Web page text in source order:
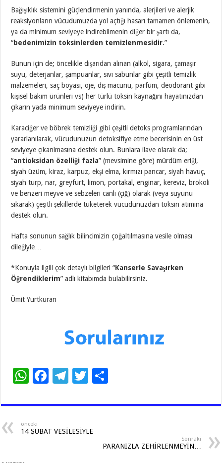
Bağışıklık sistemini güçlendirmenin yanında, alerjileri ve alerjik
reaksiyonların vücudumuzda yol açtığı hasarı tamamen önlemenin,
ya da minimum seviyeye indirebilmenin diğer bir şartı da,
“bedenimizin toksinlerden temizlenmesidir.”
Bunun için de; öncelikle dışarıdan alınan (alkol, sigara, çamaşır
suyu, deterjanlar, şampuanlar, sıvı sabunlar gibi çeşitli temizlik
malzemeleri, saç boyası, oje, diş macunu, parfüm, deodorant gibi
kişisel bakım ürünleri vs) her türlü toksin kaynağını hayatınızdan
çıkarın yada minimum seviyeye indirin.
Karaciğer ve böbrek temizliği gibi çeşitli detoks programlarından
yararlanılarak, vücudunuzun detoksifiye etme becerisinin en üst
seviyeye çıkarılmasına destek olun. Bunlara ilave olarak da;
“antioksidan özelliği fazla” (mevsimine göre) mürdüm eriği,
siyah üzüm, kiraz, karpuz, ekşi elma, kırmızı pancar, siyah havuç,
siyah turp, nar, greyfurt, limon, portakal, enginar, kereviz, brokoli
ve benzeri meyve ve sebzeleri canlı (çiğ) olarak (veya suyunu
sıkarak) çeşitli şekillerde tüketerek vücudunuzdan toksin atımına
destek olun.
Hafta sonunun sağlık bilincimizin çoğaltılmasına vesile olması
dileğiyle…
*Konuyla ilgili çok detaylı bilgileri “Kanserle Savaşırken
Öğrendiklerim” adlı kitabımda bulabilirsiniz.
Ümit Yurtkuran
W
at
sA
p
F
e
o
T
e
gr
a
T
tt ar
önceki
14 ŞUBAT VESİLESİYLE
Sonraki
PARANIZLA ZEHİRLENMEYİN…